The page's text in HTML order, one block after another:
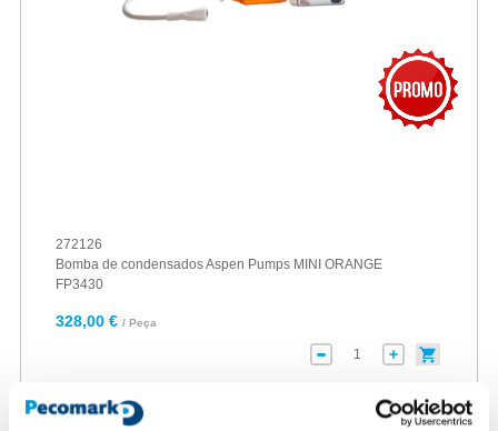
272126
Bomba de condensados Aspen Pumps MINI ORANGE
FP3430
328,00 € / Peça